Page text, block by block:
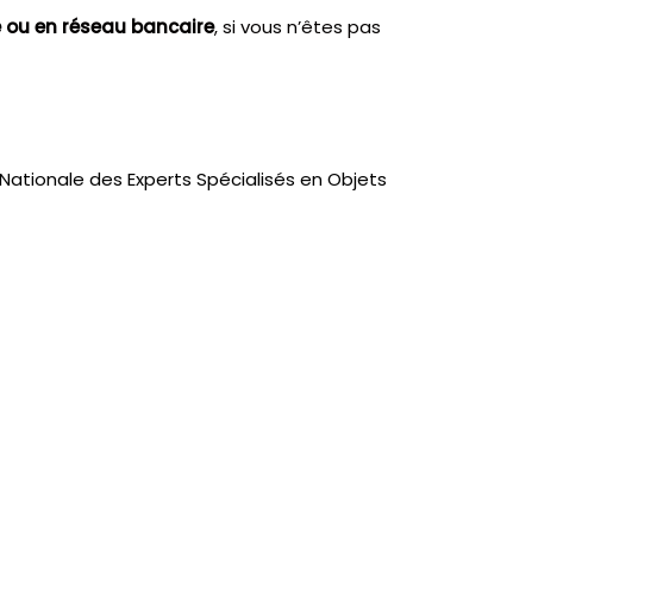
en réseau bancaire, si vous n’êtes pas
des Experts Spécialisés en Objets